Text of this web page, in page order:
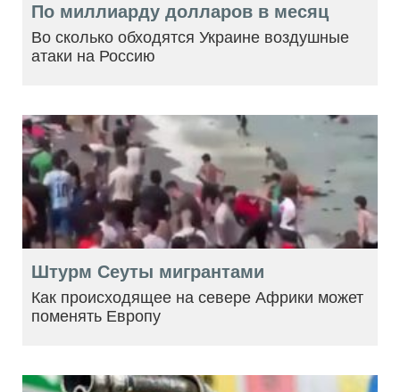
По миллиарду долларов в месяц
Во сколько обходятся Украине воздушные
атаки на Россию
Штурм Сеуты мигрантами
Как происходящее на севере Африки может
поменять Европу